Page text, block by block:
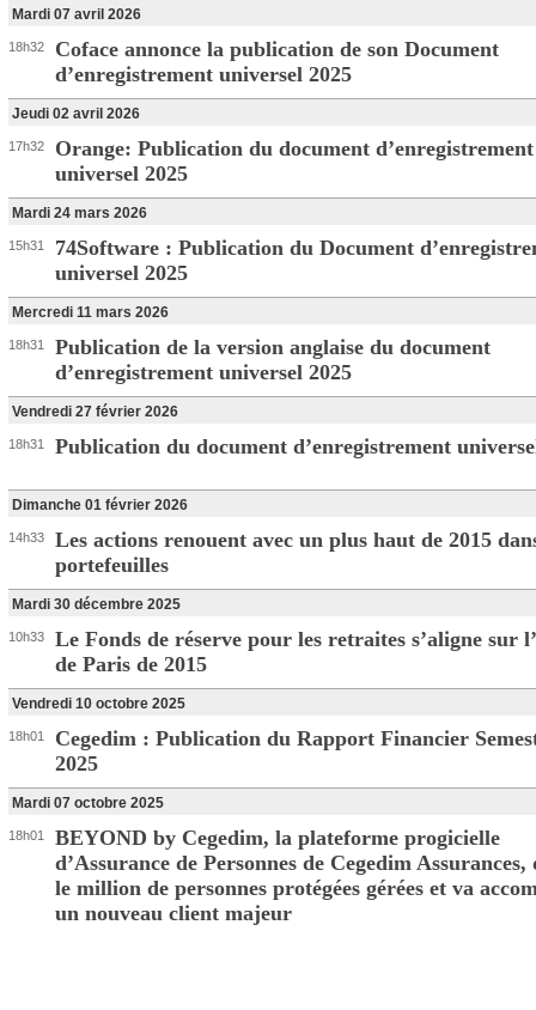
Mardi 07 avril 2026
18h32
Coface annonce la publication de son Document
d’enregistrement universel 2025
Jeudi 02 avril 2026
17h32
Orange: Publication du document d’enregistrement
universel 2025
Mardi 24 mars 2026
15h31
74Software : Publication du Document
universel 2025
Mercredi 11 mars 2026
18h31
Publication de la version anglaise du document
d’enregistrement universel 2025
Vendredi 27 février 2026
18h31 Publication du document d’enregistrement
Dimanche 01 février 2026
14h33
Les actions renouent avec un plus haut de 2015
portefeuilles
Mardi 30 décembre 2025
10h33
Le Fonds de réserve pour les retraites s’aligne sur
de Paris de 2015
Vendredi 10 octobre 2025
18h01
Cegedim : Publication du Rapport Financier
2025
Mardi 07 octobre 2025
18h01
BEYOND by Cegedim, la plateforme progicielle
d’Assurance de Personnes de Cegedim Assurances,
le million de personnes protégées gérées et va
un nouveau client majeur